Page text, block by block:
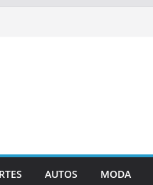
AUTOS MODA